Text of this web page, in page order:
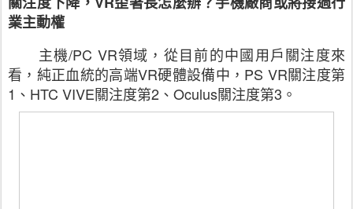
業主動權
主機/PC VR領域，從目前的中國用戶關注度來
看，純正血統的高端VR硬體設備中， PS VR關注度第
1 、 HTC VIVE關注度第2 、 Oculus關注度第3 。